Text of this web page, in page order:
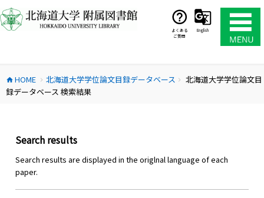
ン
テ
ス
キ
よくある
ご質問
English
home HOME chevron_right 北海道大学学位論文目録データベース chevron_right
北海道大学学位論文目
録データベース 検索結果
Search results
Search results are displayed in the origlnal language of each
paper.